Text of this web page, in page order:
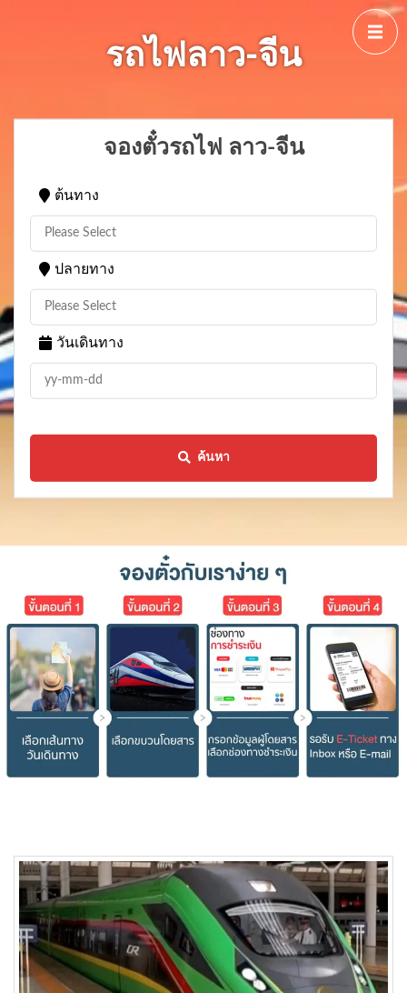
รถไฟลาว-จีน
จองตั๋วรถไฟ ลาว-จีน
ต้นทาง
ปลายทาง
วันเดินทาง
ค้นหา